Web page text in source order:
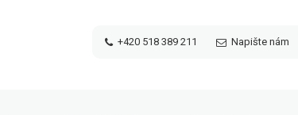
+420 518 389 211 Napište nám